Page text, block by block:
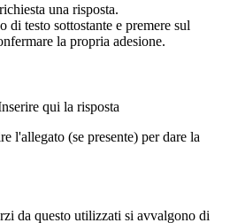
una risposta.
di testo sottostante e premere sul
la propria adesione.
qui la risposta
l'allegato (se presente) per dare la
da questo utilizzati si avvalgono di